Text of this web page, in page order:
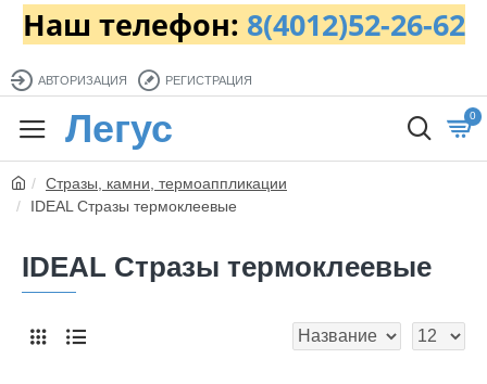
Наш телефон: 8(4012)52-26-62
АВТОРИЗАЦИЯ РЕГИСТРАЦИЯ
Легус 0
Стразы, камни, термоаппликации
IDEAL Стразы термоклеевые
IDEAL Стразы термоклеевые